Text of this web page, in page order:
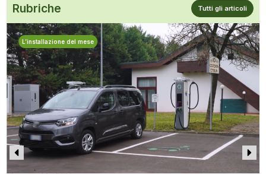
Rubriche Tutti gli articoli
L’installazione del mese